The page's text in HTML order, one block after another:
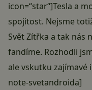
icon=“star“]Tesla a
spojitost. Nejsme
Svět Zítřka a tak nás
fandíme. Rozhodli
ale vskutku
note-svetandroida]